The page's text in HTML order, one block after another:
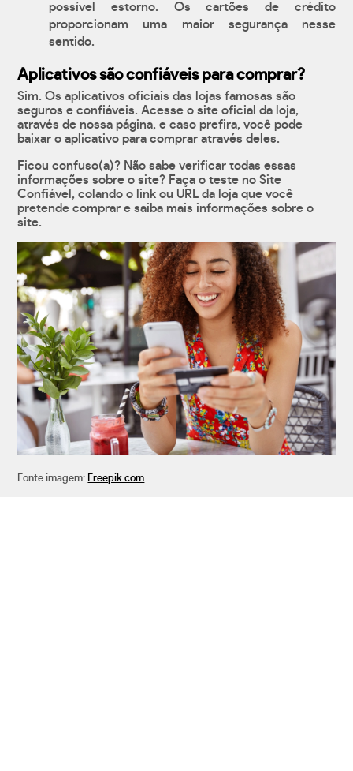
possível estorno. Os cartões de crédito
proporcionam uma maior segurança nesse
sentido.
Aplicativos são confiáveis para comprar?
Sim. Os aplicativos oficiais das lojas famosas são
seguros e confiáveis. Acesse o site oficial da loja,
através de nossa página, e caso prefira, você pode
baixar o aplicativo para comprar através deles.
Ficou confuso(a)? Não sabe verificar todas essas
informações sobre o site? Faça o teste no Site
Confiável, colando o link ou URL da loja que você
pretende comprar e saiba mais informações sobre o
site.
Fonte imagem: Freepik.com